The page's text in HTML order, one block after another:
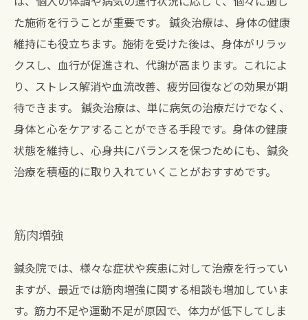
た施術を行うことが重要です。 鍼灸治療は、身体の健康
維持にも役立ちます。施術を受けた後は、身体がリラッ
クスし、血行が促進され、代謝が高まります。これによ
り、ストレス解消や血流改善、疲労回復などの効果が期
待できます。 鍼灸治療は、単に病気の治療だけでなく、
身体と心をケアすることができる手段です。身体の健康
状態を維持し、心身共にバランスを保つためにも、鍼灸
治療を積極的に取り入れていくことがおすすめです。
筋肉増強
鍼灸院では、様々な症状や疾患に対して治療を行ってい
ますが、最近では筋肉増強に関する相談も増加していま
す。筋力不足や運動不足が原因で、体力が低下してしま